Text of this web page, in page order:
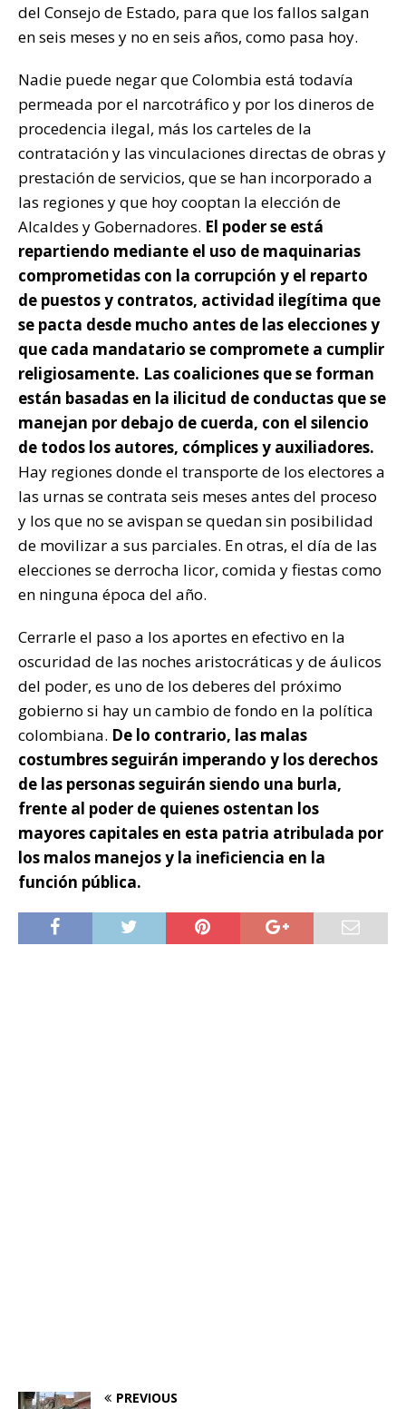
del Consejo de Estado, para que los fallos salgan
en seis meses y no en seis años, como pasa hoy.
Nadie puede negar que Colombia está todavía
permeada por el narcotráfico y por los dineros de
procedencia ilegal, más los carteles de la
contratación y las vinculaciones directas de obras y
prestación de servicios, que se han incorporado a
las regiones y que hoy cooptan la elección de
Alcaldes y Gobernadores. El poder se está
repartiendo mediante el uso de maquinarias
comprometidas con la corrupción y el reparto
de puestos y contratos, actividad ilegítima que
se pacta desde mucho antes de las elecciones y
que cada mandatario se compromete a cumplir
religiosamente. Las coaliciones que se forman
están basadas en la ilicitud de conductas que se
manejan por debajo de cuerda, con el silencio
de todos los autores, cómplices y auxiliadores.
Hay regiones donde el transporte de los electores a
las urnas se contrata seis meses antes del proceso
y los que no se avispan se quedan sin posibilidad
de movilizar a sus parciales. En otras, el día de las
elecciones se derrocha licor, comida y fiestas como
en ninguna época del año.
Cerrarle el paso a los aportes en efectivo en la
oscuridad de las noches aristocráticas y de áulicos
del poder, es uno de los deberes del próximo
gobierno si hay un cambio de fondo en la política
colombiana. De lo contrario, las malas
costumbres seguirán imperando y los derechos
de las personas seguirán siendo una burla,
frente al poder de quienes ostentan los
mayores capitales en esta patria atribulada por
los malos manejos y la ineficiencia en la
función pública.
PREVIOUS